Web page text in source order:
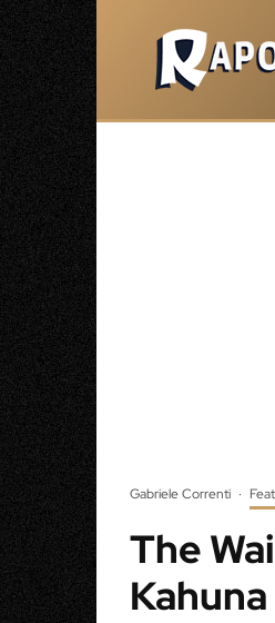
Gabriele Correnti ·
The
Kahuna